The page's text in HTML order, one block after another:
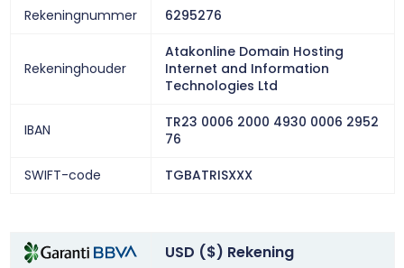
Rekeningnummer
6295276
Rekeninghouder
Atakonline Domain Hosting
Internet and Information
Technologies Ltd
IBAN
TR23 0006 2000 4930 0006 2952
76
SWIFT-code
TGBATRISXXX
USD ($) Rekening